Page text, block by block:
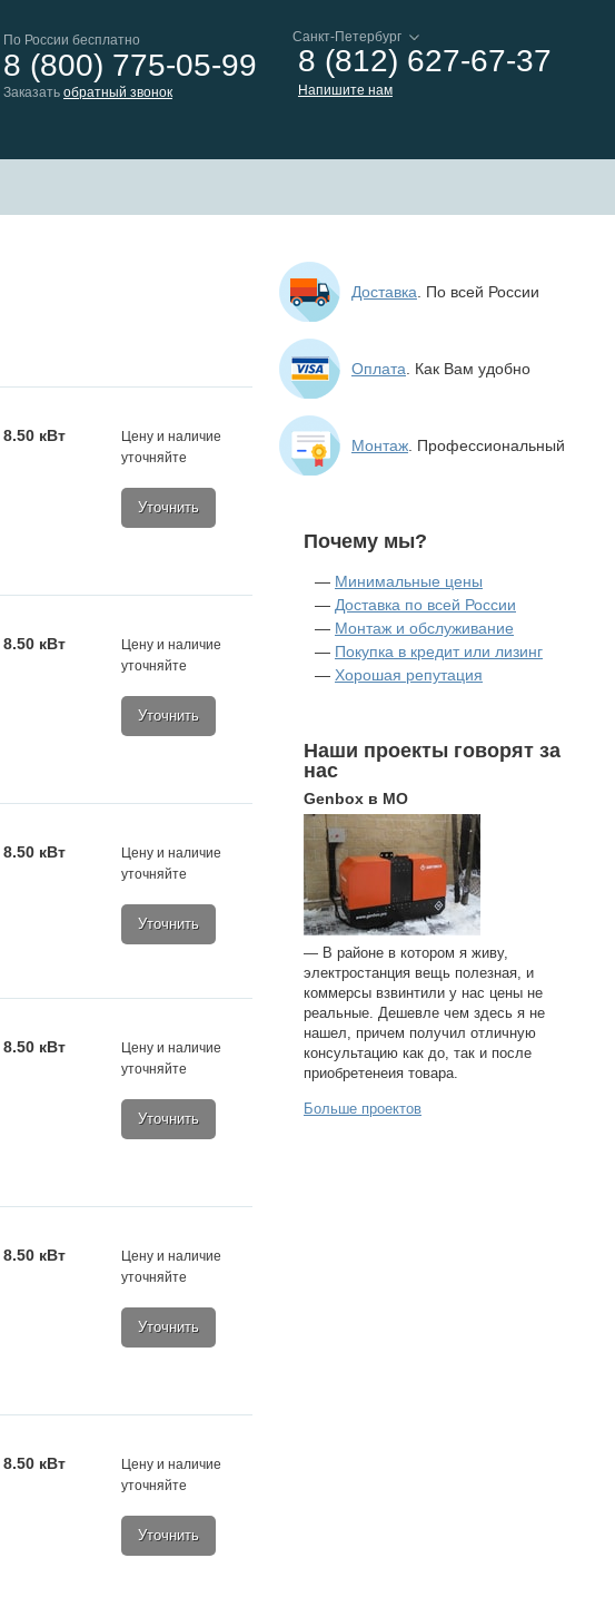
По России бесплатно
8 (800) 775-05-99
Заказать обратный звонок
8 (812) 627-67-37
Напишите нам
Цену и наличие
уточняйте
Уточнить
8.50 кВт
Цену и наличие
уточняйте
Уточнить
8.50 кВт
Цену и наличие
уточняйте
Уточнить
8.50 кВт
Цену и наличие
уточняйте
Уточнить
8.50 кВт
Цену и наличие
уточняйте
Уточнить
8.50 кВт
Цену и наличие
уточняйте
Уточнить
8.50 кВт
Доставка . По всей России
Оплата . Как Вам удобно
Монтаж . Профессиональный
Почему мы?
— Минимальные цены
— Доставка по всей России
— Монтаж и обслуживание
— Покупка в кредит или лизинг
— Хорошая репутация
Наши проекты говорят за
нас
Genbox в МО
— В районе в котором я живу,
электростанция вещь полезная, и
коммерсы взвинтили у нас цены не
реальные. Дешевле чем здесь я не
нашел, причем получил отличную
консультацию как до, так и после
приобретенеия товара.
Больше проектов